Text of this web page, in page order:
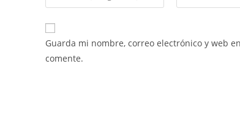
Guarda mi nombre, correo electrónico y web
comente.